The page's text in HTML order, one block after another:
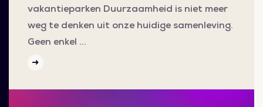
vakantieparken Duurzaamheid is niet meer
weg te denken uit onze huidige samenleving.
Geen enkel …